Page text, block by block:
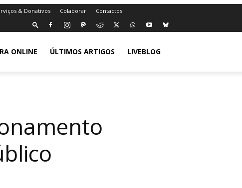
& Donativos Colaborar Contactos
ONLINE ÚLTIMOS ARTIGOS LIVEBLOG